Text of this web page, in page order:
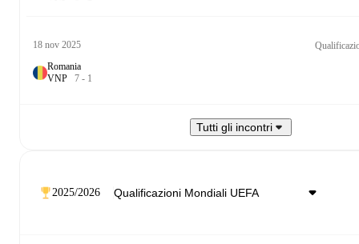
18 nov 2025
Romania
VNP 7 - 1
Tutti gli incontri
2025/2026